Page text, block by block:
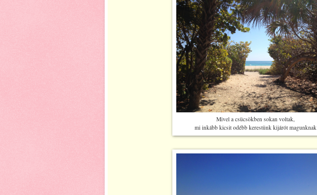
Mivel a csücsökben sokan voltak,
mi inkább kicsit odébb kerestünk kijárót magunknak